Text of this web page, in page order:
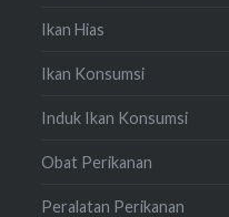
Ikan Hias
Ikan Konsumsi
Induk Ikan Konsumsi
Obat Perikanan
Peralatan Perikanan